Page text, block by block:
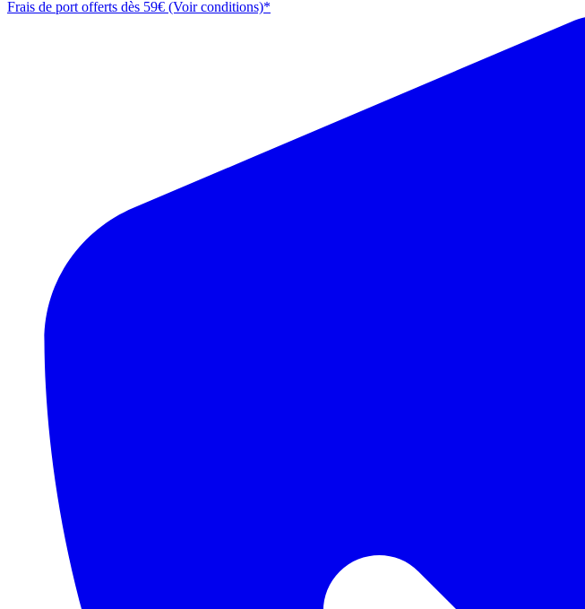
Frais de port offerts dès 59€ (Voir conditions)*